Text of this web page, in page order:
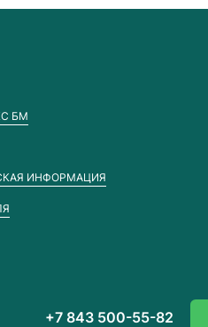
БМ
ИНФОРМАЦИЯ
+7 843 500-55-82